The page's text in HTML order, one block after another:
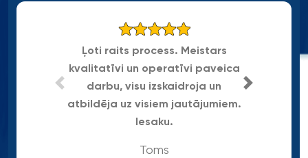
Ļoti raits process. Meistars
kvalitatīvi un operatīvi paveica
darbu, visu izskaidroja un
atbildēja uz visiem jautājumiem.
Iesaku.
Toms